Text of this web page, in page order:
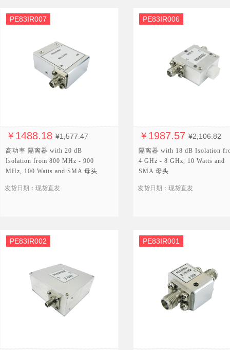
￥ 1488.18 ¥1,577.47
PE83IR007
高功率 隔离器 with 20 dB
Isolation from 800 MHz - 900
MHz, 100 Watts and SMA 母头
发货日期：现货直发
￥ 1987.57 ¥2,106.82
PE83IR006
隔离器 with 18 dB Isolation
4 GHz - 8 GHz, 10 Watts and
SMA 母头
发货日期：现货直发
PE83IR002 PE83IR001